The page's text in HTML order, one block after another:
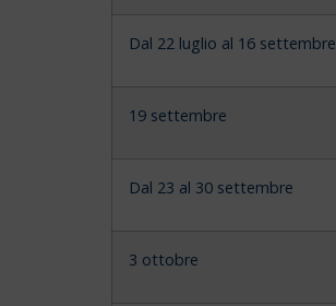
Dal 22 luglio al 16 settembre
19 settembre
Dal 23 al 30 settembre
3 ottobre